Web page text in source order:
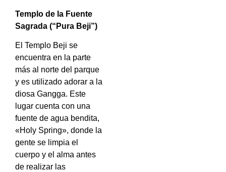
Templo de la Fuente
Sagrada (“Pura Beji”)
El Templo Beji se
encuentra en la parte
más al norte del parque
y es utilizado adorar a la
diosa Gangga. Este
lugar cuenta con una
fuente de agua bendita,
«Holy Spring», donde la
gente se limpia el
cuerpo y el alma antes
de realizar las